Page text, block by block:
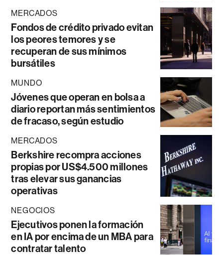
MERCADOS
Fondos de crédito privado evitan
los peores temores y se
recuperan de sus mínimos
bursátiles
MUNDO
Jóvenes que operan en bolsa a
diario reportan más sentimientos
de fracaso, según estudio
MERCADOS
Berkshire recompra acciones
propias por US$4.500 millones
tras elevar sus ganancias
operativas
NEGOCIOS
Ejecutivos ponen la formación
en IA por encima de un MBA para
contratar talento